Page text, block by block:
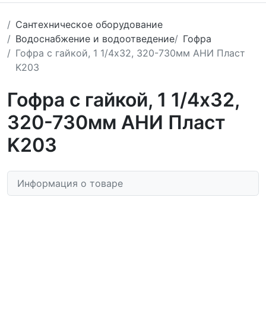
Сантехническое оборудование
Водоснабжение и водоотведение
Гофра
Гофра с гайкой, 1 1/4x32, 320-730мм АНИ Пласт
K203
Гофра с гайкой, 1 1/4x32,
320-730мм АНИ Пласт
K203
Информация о товаре